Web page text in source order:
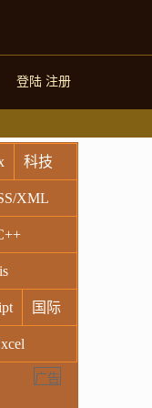
登陆 注册
科技
XML
国际
广告